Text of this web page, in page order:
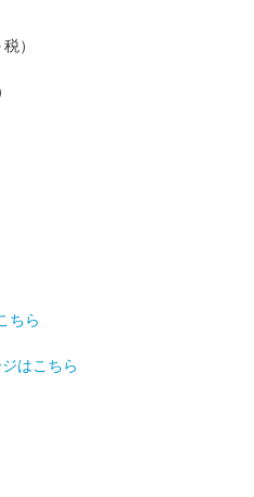
）
ちら
はこちら